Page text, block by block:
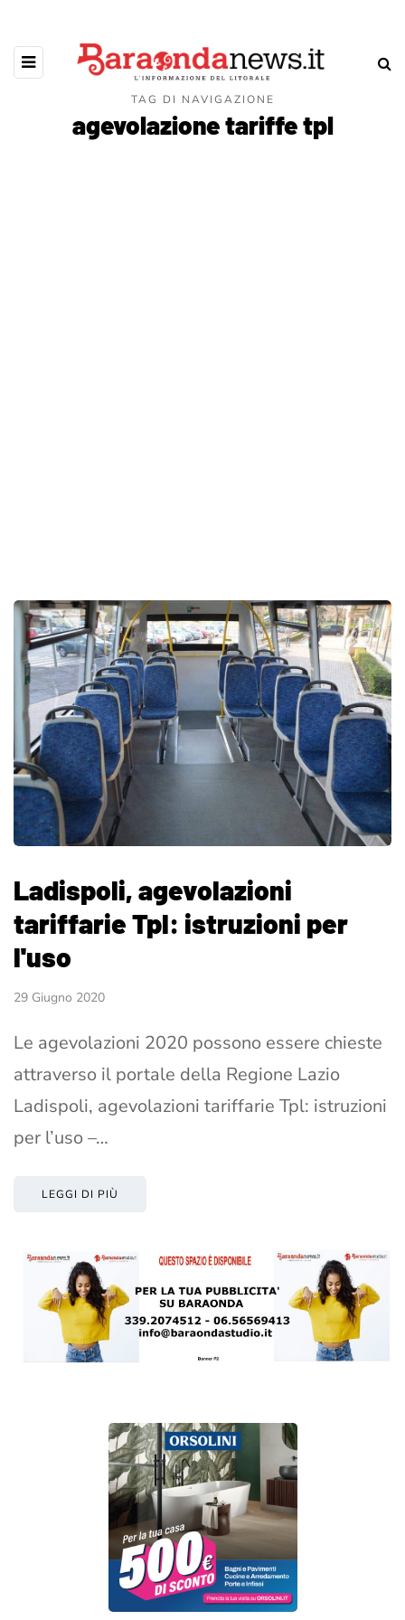
TAG DI NAVIGAZIONE
agevolazione tariffe tpl
Ladispoli, agevolazioni
tariffarie Tpl: istruzioni per
l'uso
29 Giugno 2020
Le agevolazioni 2020 possono essere chieste
attraverso il portale della Regione Lazio
Ladispoli, agevolazioni tariffarie Tpl: istruzioni
per l’uso –…
LEGGI DI PIÙ